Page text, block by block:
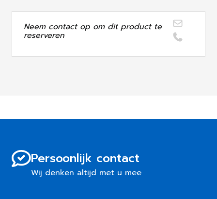
Neem contact op om dit product te
reserveren
Persoonlijk contact
Wij denken altijd met u mee